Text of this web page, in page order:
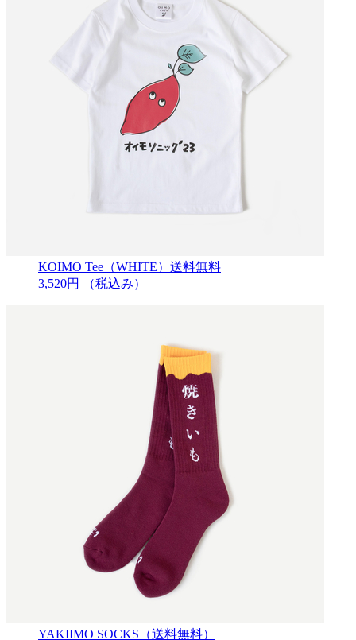
KOIMO Tee（WHITE）送料無料
3,520円
（税込み）
YAKIIMO SOCKS（送料無料）